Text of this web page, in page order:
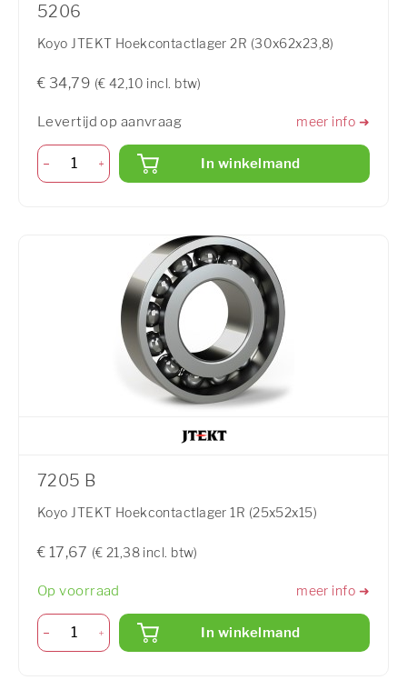
5206
Koyo JTEKT Hoekcontactlager 2R (30x62x23,8)
€ 34,79 (€ 42,10 incl. btw)
Levertijd op aanvraag meer info ➜
In winkelmand
7205 B
Koyo JTEKT Hoekcontactlager 1R (25x52x15)
€ 17,67 (€ 21,38 incl. btw)
Op voorraad meer info ➜
In winkelmand